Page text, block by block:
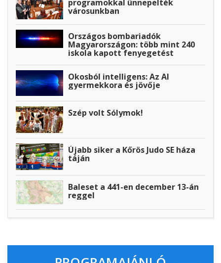
programokkal ünnepelték
városunkban
Országos bombariadók
Magyarországon: több mint 240
iskola kapott fenyegetést
Okosból intelligens: Az AI
gyermekkora és jövője
Szép volt Sólymok!
Újabb siker a Kőrös Judo SE háza
táján
Baleset a 441-en december 13-án
reggel